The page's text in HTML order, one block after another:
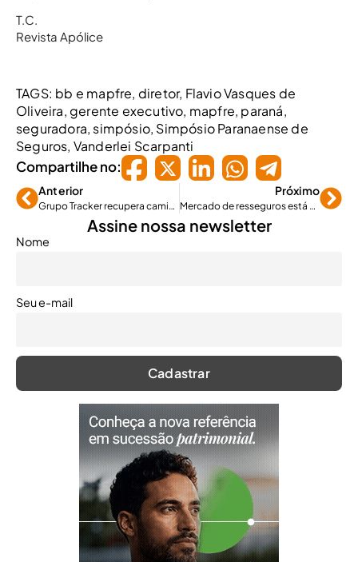
T.C.
Revista Apólice
TAGS: bb e mapfre, diretor, Flavio Vasques de
Oliveira,gerente executivo, mapfre, paraná,
seguradora, simpósio, Simpósio Paranaense de
Seguros, Vanderlei Scarpanti
Compartilhe no:
Anterior
Grupo Tracker recupera caminhão argentino no Paraná
Próximo
Mercado de resseguros está à caça de profissionais especializados
Assine nossa newsletter
Nome
Seu e-mail